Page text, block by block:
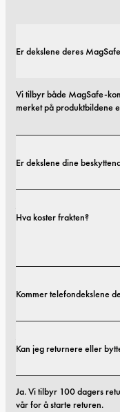
Er dekslene deres
Vi tilbyr både MagSafe-
merket på produktbildene
Er dekslene dine
som spenner fra slanke
Hva koster frakten?
finner alle detaljer i vår
Kommer telefondekslene
materialer eller utførelse
Kan jeg returnere eller
Ja. Vi tilbyr 100 dagers
vår for å starte returen.